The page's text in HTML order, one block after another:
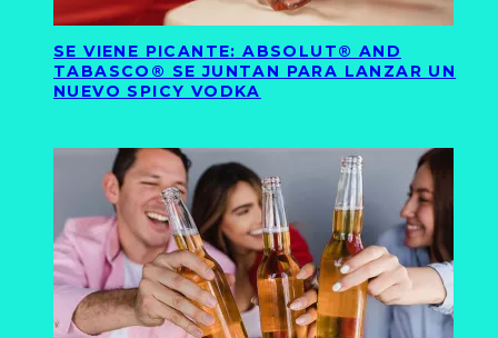
SE VIENE PICANTE: ABSOLUT® AND
TABASCO® SE JUNTAN PARA LANZAR UN
NUEVO SPICY VODKA